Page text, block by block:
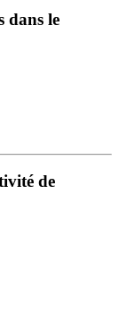
dans le
de